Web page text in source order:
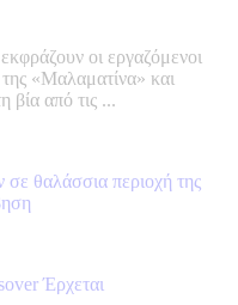
οι εργαζόμενοι
«Μαλαματίνα» και
βία από τις ...
σε θαλάσσια περιοχή της
Έρχεται